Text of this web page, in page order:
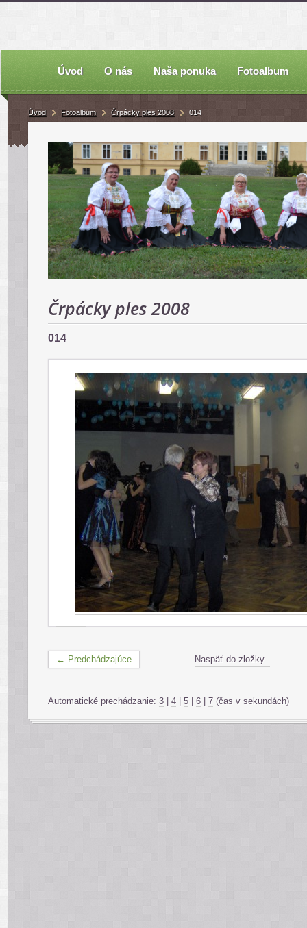
Úvod O nás Naša ponuka Fotoalbum
Úvod Fotoalbum Črpácky ples 2008 014
Črpácky ples 2008
014
← Predchádzajúce Naspäť do zložky
Automatické prechádzanie: 3 4 5 6 7 (čas v sekundách)